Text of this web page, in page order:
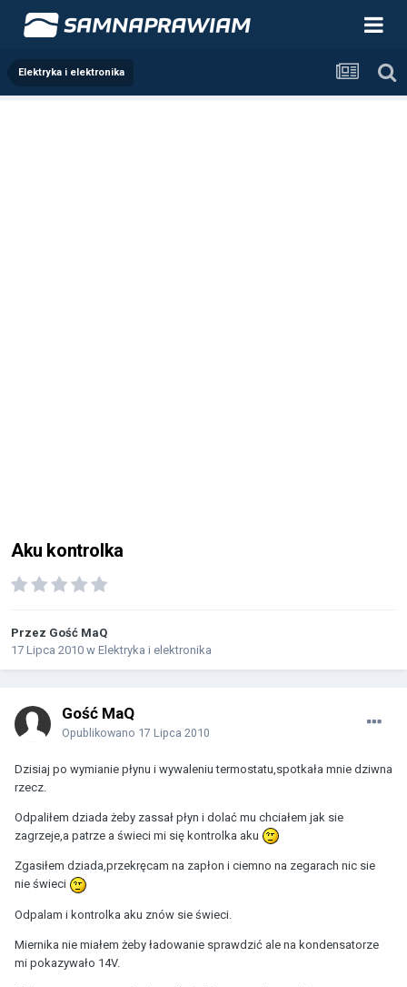
Elektryka i elektronika
Aku kontrolka
Przez Gość MaQ
17 Lipca 2010 w Elektryka i elektronika
Gość MaQ
Opublikowano 17 Lipca 2010
Dzisiaj po wymianie płynu i wywaleniu termostatu,spotkała mnie dziwna
rzecz.
Odpaliłem dziada żeby zassał płyn i dolać mu chciałem jak sie
zagrzeje,a patrze a świeci mi się kontrolka aku
Zgasiłem dziada,przekręcam na zapłon i ciemno na zegarach nic sie
nie świeci
Odpalam i kontrolka aku znów sie świeci.
Miernika nie miałem żeby ładowanie sprawdzić ale na kondensatorze
mi pokazywało 14V.